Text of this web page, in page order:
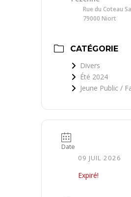
Rue du Coteau
79000 Niort
CATÉGORIE
Divers
Été 2024
Jeune Public /
Date
09 JUIL 2026
Expiré!